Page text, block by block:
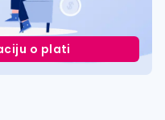
o plati